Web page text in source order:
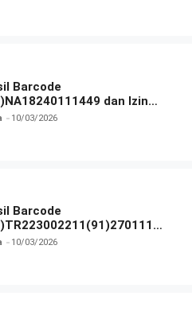
Barcode
dan Izin
10/03/2026
Barcode
Izin BPOM
10/03/2026